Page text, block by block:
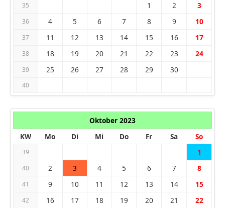
35 1 2 3
36 4 5 6 7 8 9 10
37 11 12 13 14 15 16 17
38 18 19 20 21 22 23 24
39 25 26 27 28 29 30
40
Oktober 2023
KW
Mo Di Mi Do Fr Sa So
39 1
40 2 3 4 5 6 7 8
41 9 10 11 12 13 14 15
42 16 17 18 19 20 21 22